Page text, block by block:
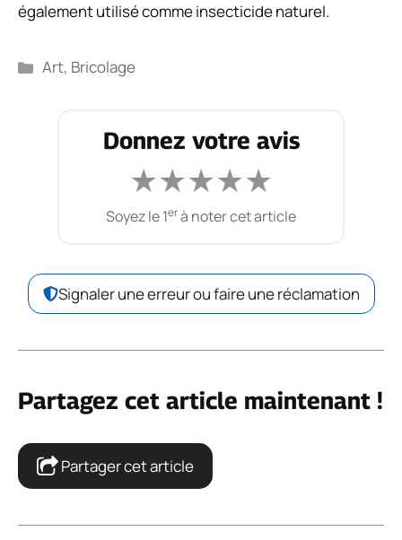
également utilisé comme insecticide naturel.
Catégories
Art, Bricolage
Donnez votre avis
★★★★★
Soyez le 1erà noter cet article
Signaler une erreur ou faire une réclamation
Partagez cet article maintenant !
Partager cet article